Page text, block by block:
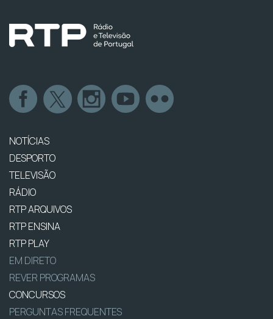
NOTÍCIAS
DESPORTO
TELEVISÃO
RÁDIO
RTP ARQUIVOS
RTP ENSINA
RTP PLAY
EM DIRETO
REVER PROGRAMAS
CONCURSOS
PERGUNTAS FREQUENTES